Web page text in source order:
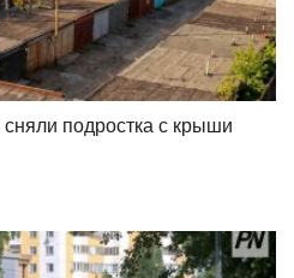
подростка с крыши